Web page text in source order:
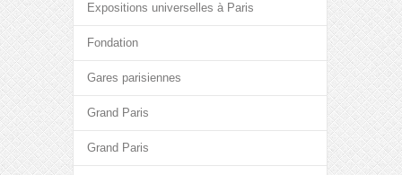
Expositions universelles à Paris
Fondation
Gares parisiennes
Grand Paris
Grand Paris